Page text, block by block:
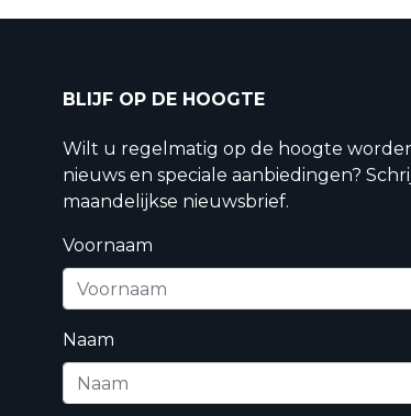
BLIJF OP DE HOOGTE
Wilt u regelmatig op de hoogte
nieuws en speciale aanbiedingen?
maandelijkse nieuwsbrief.
Voornaam
Naam